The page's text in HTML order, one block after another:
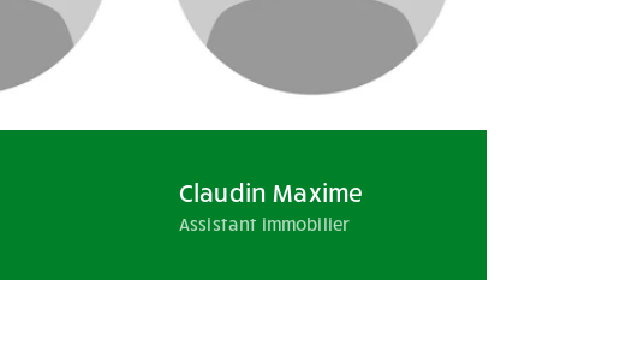
Claudin Maxime
Assistant immobilier